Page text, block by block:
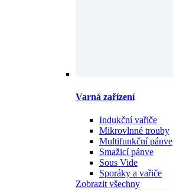
Varná zařízení
Indukční vařiče
Mikrovlnné trouby
Multifunkční pánve
Smažicí pánve
Sous Vide
Sporáky a vařiče
Zobrazit všechny